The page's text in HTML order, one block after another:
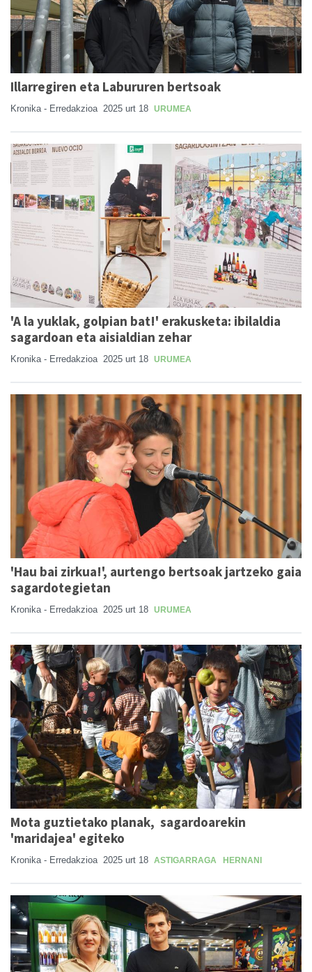
Illarregiren eta Labururen bertsoak
Kronika - Erredakzioa 2025 urt 18 URUMEA
'A la yuklak, golpian bat!' erakusketa: ibilaldia
sagardoan eta aisialdian zehar
Kronika - Erredakzioa 2025 urt 18 URUMEA
'Hau bai zirkua!', aurtengo bertsoak jartzeko gaia
sagardotegietan
Kronika - Erredakzioa 2025 urt 18 URUMEA
Mota guztietako planak, sagardoarekin
'maridajea' egiteko
Kronika - Erredakzioa 2025 urt 18 ASTIGARRAGA HERNANI